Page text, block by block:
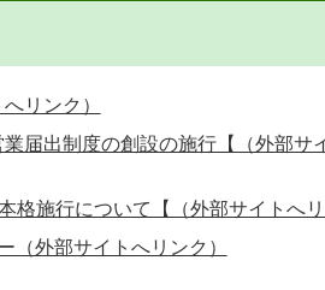
リンク）
届出制度の創設の施行【（外部サ
格施行について【（外部サイトへリ
外部サイトへリンク）